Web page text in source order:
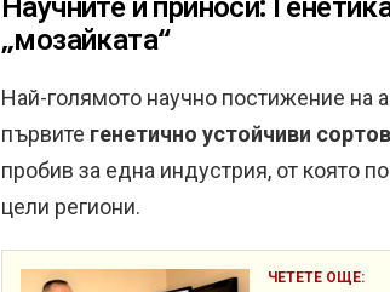
„мозайката“
Най-голямото научно постижение на
първите генетично устойчиви
пробив за една индустрия, от която
цели региони.
ЧЕТЕТЕ ОЩЕ: